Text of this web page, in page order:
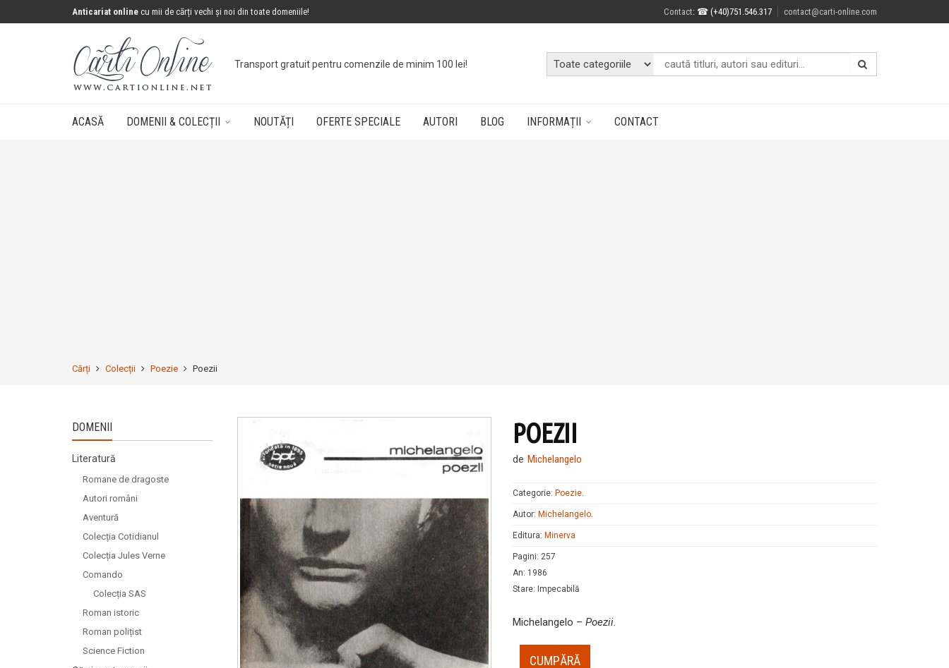
Anticariat online cu mii de cărți vechi și noi din toate domeniile! Contact: ☎ (+40)751.546.317 contact@carti-online.com
Transport gratuit pentru comenzile de minim 100 lei!
ACASĂ DOMENII & COLECȚII NOUTĂȚI OFERTE SPECIALE AUTORI BLOG INFORMAȚII CONTACT
Cărți Colecții Poezie Poezii
POEZII
de Michelangelo
Categorie: Poezie.
Autor: Michelangelo.
Editura: Minerva
Pagini: 257
An: 1986
Stare: Impecabilă
Michelangelo – Poezii.
CUMPĂRĂ
DOMENII
Literatură
Romane de dragoste
Autori români
Aventură
Colecția Cotidianul
Colecția Jules Verne
Comando
Colecția SAS
Roman istoric
Roman polițist
Science Fiction